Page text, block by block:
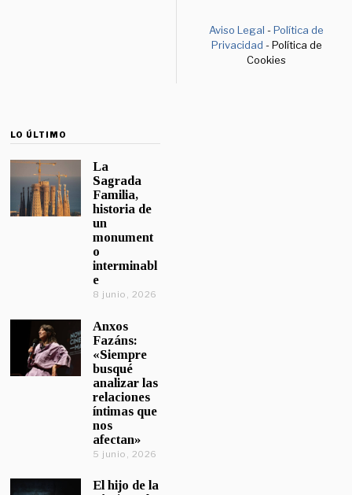
Aviso Legal -Política de
Privacidad - Política de
Cookies
LO ÚLTIMO
La
Sagrada
Familia,
historia de
un
monument
o
interminabl
e
8 junio, 2026
Anxos
Fazáns:
«Siempre
busqué
analizar las
relaciones
íntimas que
nos
afectan»
5 junio, 2026
El hijo de la